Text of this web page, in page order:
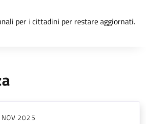
per i cittadini per restare aggiornati.
2025